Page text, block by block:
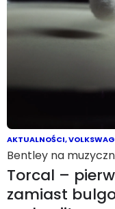
AKTUALNOŚCI,
Bentley na
Torcal –
zamiast